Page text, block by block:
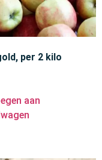
per 2 kilo
aan